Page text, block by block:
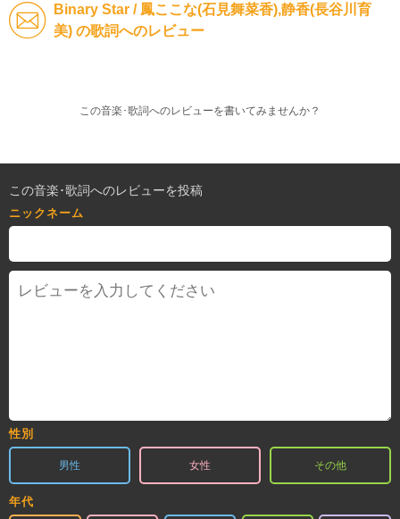
Binary Star / 鳳ここな(石見舞菜香),静香(長谷川育
美) の歌詞へのレビュー
この音楽･歌詞へのレビューを書いてみませんか？
この音楽･歌詞へのレビューを投稿
ニックネーム
性別
男性 女性 その他
年代